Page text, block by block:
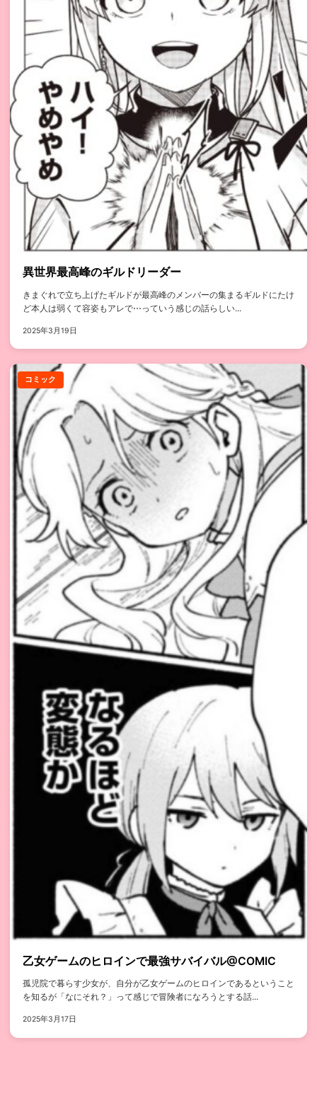
異世界最高峰のギルドリーダー
きまぐれで立ち上げたギルドが最高峰のメンバーの集まるギルドにたけ
ど本人は弱くて容姿もアレで⋯っていう感じの話らしい...
2025年3月19日
コミック
乙女ゲームのヒロインで最強サバイバル@COMIC
孤児院で暮らす少女が、自分が乙女ゲームのヒロインであるということ
を知るが「なにそれ？」って感じで冒険者になろうとする話...
2025年3月17日